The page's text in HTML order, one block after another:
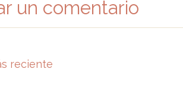
un comentario
reciente